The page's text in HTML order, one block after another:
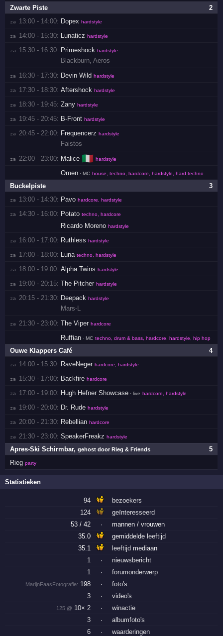
2
Zwarte Piste
za 13:00 - 14:00: Dopex hardstyle
za 14:00 - 15:30: Lunaticz hardstyle
za 15:30 - 16:30: Primeshock hardstyle
Blackburn,Aeros
za 16:30 - 17:30: Devin Wild hardstyle
za 17:30 - 18:30: Aftershock hardstyle
za 18:30 - 19:45: Zany hardstyle
za 19:45 - 20:45: B-Front hardstyle
za 20:45 - 22:00: Frequencerz hardstyle
Faistos
za 22:00 - 23:00: Malice 🇮🇹 hardstyle
Omen · MC house, techno, hardcore, hardstyle, hard techno
3
Buckelpiste
za 13:00 - 14:30: Pavo hardcore, hardstyle
za 14:30 - 16:00: Potato techno, hardcore
Ricardo Moreno hardstyle
za 16:00 - 17:00: Ruthless hardstyle
za 17:00 - 18:00: Luna techno, hardstyle
za 18:00 - 19:00: Alpha Twins hardstyle
za 19:00 - 20:15: The Pitcher hardstyle
za 20:15 - 21:30: Deepack hardstyle
Mars-L
za 21:30 - 23:00: The Viper hardcore
Ruffian · MC techno, drum & bass, hardcore, hardstyle, hip hop
4
Ouwe Klappers Café
za 14:00 - 15:30: RaveNeger hardcore, hardstyle
za 15:30 - 17:00: Backfire hardcore
za 17:00 - 19:00: Hugh Hefner Showcase · live hardcore, hardstyle
za 19:00 - 20:00: Dr. Rude hardstyle
za 20:00 - 21:30: Rebellian hardcore
za 21:30 - 23:00: SpeakerFreakz hardstyle
5
Apres-Ski Schirmbar,gehost door Rieg & Friends
Rieg party
Statistieken
94
bezoekers
124
geïnteresseerd
53 / 42
·
mannen / vrouwen
35.0
gemiddeldeleeftijd
35.1
leeftijd mediaan
1
·
nieuwsbericht
1
· forumonderwerp
MarijnFaasFotografie: 198 ·
foto's
3
· video's
125 @ 10× 2 ·
winactie
3
·
albumfoto's
6
·
waarderingen